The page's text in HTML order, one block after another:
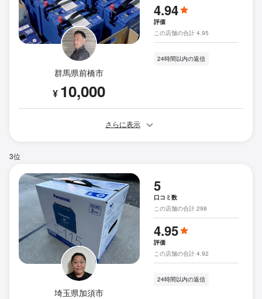
群馬県前橋市
¥ 10,000
4.94
評価
この店舗の合計 4.95
24時間以内の返信
さらに表示
3位
埼玉県加須市
5
口コミ数
この店舗の合計 298
4.95
評価
この店舗の合計 4.92
24時間以内の返信